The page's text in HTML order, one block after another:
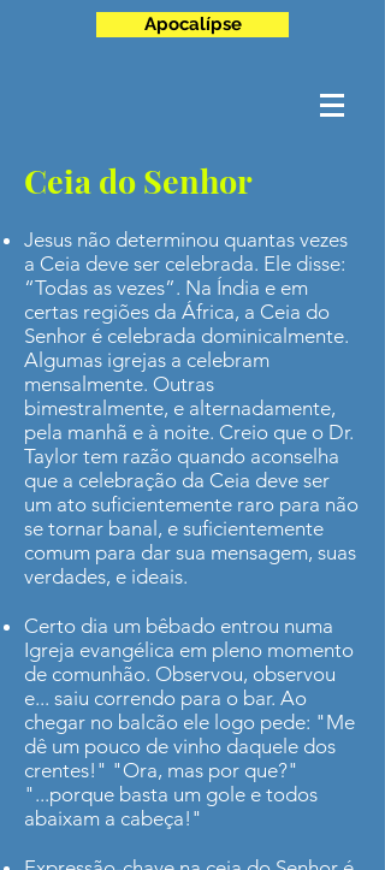
Apocalípse
Ceia do Senhor
Jesus não determinou quantas vezes
a Ceia deve ser celebrada. Ele disse:
“Todas as vezes”. Na Índia e em
certas regiões da África, a Ceia do
Senhor é celebrada dominicalmente.
Algumas igrejas a celebram
mensalmente. Outras
bimestralmente, e alternadamente,
pela manhã e à noite. Creio que o Dr.
Taylor tem razão quando aconselha
que a celebração da Ceia deve ser
um ato suficientemente raro para não
se tornar banal, e suficientemente
comum para dar sua mensagem, suas
verdades, e ideais.
Certo dia um bêbado entrou numa
Igreja evangélica em pleno momento
de comunhão. Observou, observou
e... saiu correndo para o bar. Ao
chegar no balcão ele logo pede: "Me
dê um pouco de vinho daquele dos
crentes!" "Ora, mas por que?"
"...porque basta um gole e todos
abaixam a cabeça!"